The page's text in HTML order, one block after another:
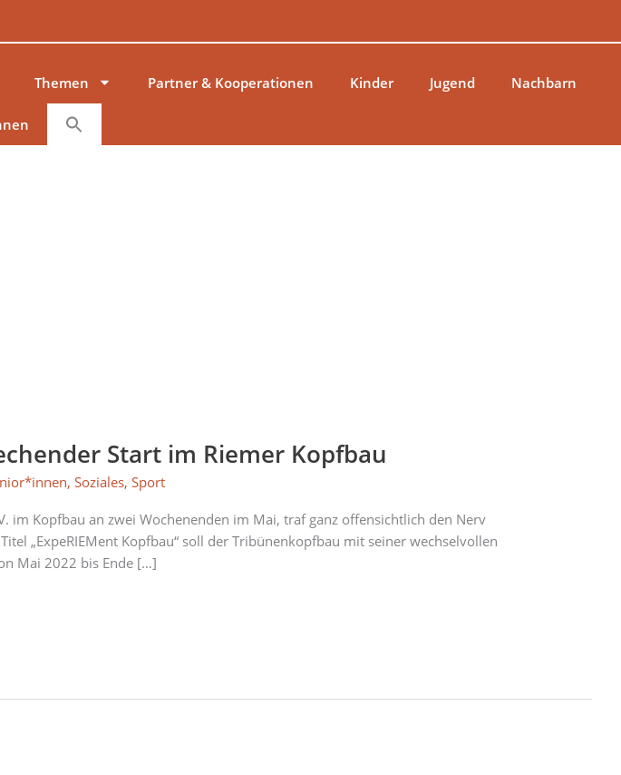
Themen Partner & Kooperationen Kinder Jugend Nachbarn
Start im Riemer Kopfbau
,Soziales,Sport
im Kopfbau an zwei Wochenenden im Mai, traf ganz offensichtlich den Nerv
„ExpeRIEMent Kopfbau“ soll der Tribünenkopfbau mit seiner wechselvollen
Mai 2022 bis Ende […]